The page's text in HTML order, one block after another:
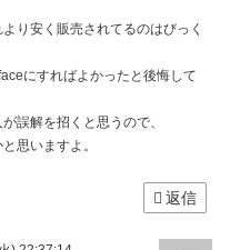
り安く販売されてるのはびっく
にすればよかったと後悔して
誤解を招くと思うので、
思いますよ。
返信